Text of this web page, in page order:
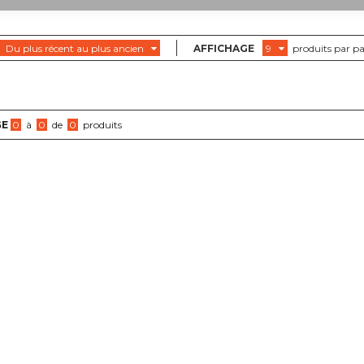
plus récent au plus ancien AFFICHAGE 9 produits par
0 à 0 de 0 produits